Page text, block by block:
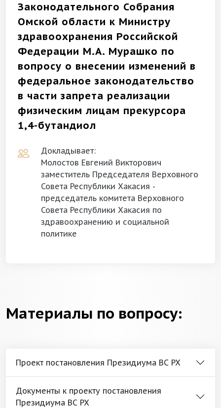
Законодательного Собрания
Омской области к Министру
здравоохранения Российской
Федерации М.А. Мурашко по
вопросу о внесении изменений в
федеральное законодательство
в части запрета реализации
физическим лицам прекурсора
1,4-бутандиол
Докладывает:
Молостов Евгений Викторович
заместитель Председателя Верховного
Совета Республики Хакасия -
председатель комитета Верховного
Совета Республики Хакасия по
здравоохранению и социальной
политике
Материалы по вопросу:
Проект постановления Президиума ВС РХ
Документы к проекту постановления
Президиума ВС РХ